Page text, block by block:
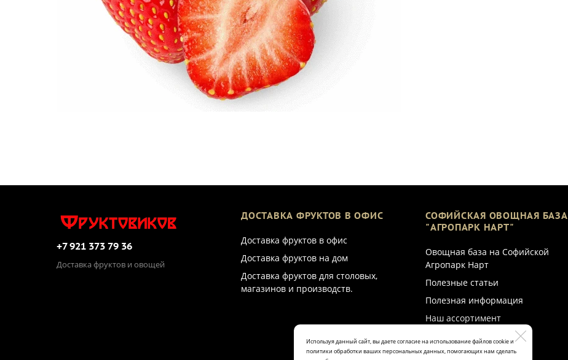
Используя данный сайт, вы даете согласие на использование файлов cookie и
политики обработки ваших персональных данных, помогающих нам сделать
+7 921 373 79 36
Доставка фруктов и овощей
ДОСТАВКА ФРУКТОВ В ОФИС
Доставка фруктов в офис
Доставка фруктов на дом
Доставка фруктов для столовых,
магазинов и производств.
СОФИЙСКАЯ ОВОЩНАЯ БАЗА
"АГРОПАРК НАРТ"
Овощная база на Софийской
Агропарк Нарт
Полезные статьи
Полезная информация
Наш ассортимент